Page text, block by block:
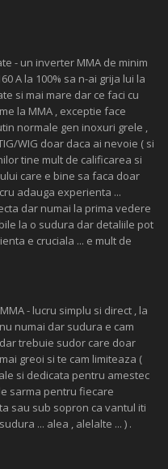
- un inverter MMA de minim
A la 100% sa n-ai grija lui la
si mai mare dar ce faci cu
la MMA , exceptie face
normale gen inoxuri grele ,
WIG doar daca ai nevoie ( si
tine mult de calificarea si
care e bine sa faca doar
adauga experienta ...
dar numai la prima vedere
la o sudura dar detaliile pot
e cruciala ... e mult de
- lucru simplu si direct , la
numai dar sudura e cam
trebuie sudor care doar
greoi si te cam limiteaza (
si dedicata pentru amestec
sarma pentru fiecare
sau sub sopron ca vantul iti
... alea , alelalte ... ) .